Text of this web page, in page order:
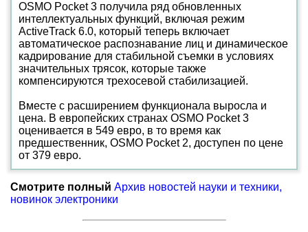
OSMO Pocket 3 получила ряд обновленных
интеллектуальных функций, включая режим
ActiveTrack 6.0, который теперь включает
автоматическое распознавание лиц и динамическое
кадрирование для стабильной съемки в условиях
значительных трясок, которые также
компенсируются трехосевой стабилизацией.
Вместе с расширением функционала выросла и
цена. В европейских странах OSMO Pocket 3
оценивается в 549 евро, в то время как
предшественник, OSMO Pocket 2, доступен по цене
от 379 евро.
Смотрите полный Архив новостей науки и техники,
новинок электроники